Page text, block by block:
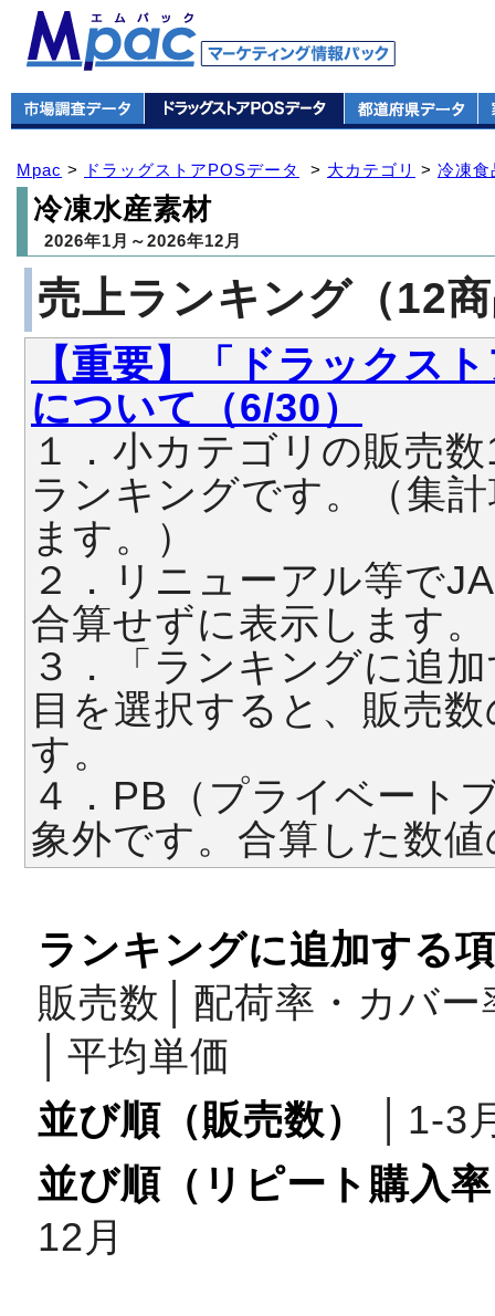
Mpac > ドラッグストアPOSデータ > 大カテゴリ > 冷凍食
冷凍水産素材
2026年1月～2026年12月
売上ランキング（12
【重要】「ドラックス
について（6/30）
１．小カテゴリの販売
ランキングです。（集
ます。）
２．リニューアル等で
合算せずに表示します。
３．「ランキングに追
目を選択すると、販売
す。
４．PB（プライベート
象外です。合算した数
ランキングに追加する
販売数
配荷率・カバー
平均単価
並び順（販売数）
1‐3
並び順（リピート購入
12月